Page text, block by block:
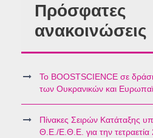
Πρόσφατες
ανακοινώσεις
Το BOOSTSCIENCE σε
των Ουκρανικών και
Πίνακες Σειρών Κατάταξης
Θ.Ε./Ε.Θ.Ε. για την